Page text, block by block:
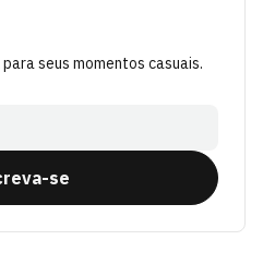
seus momentos casuais.
se